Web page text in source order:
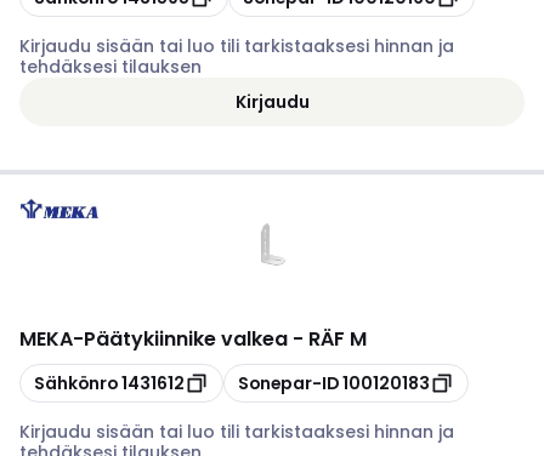
Kirjaudu sisään tai luo tili tarkistaaksesi hinnan ja
tehdäksesi tilauksen
Kirjaudu
MEKA-Päätykiinnike valkea - RÄF M
Kopioi
Sähkönro1431612 Kopioi
Sonepar-ID100120183
Kirjaudu sisään tai luo tili tarkistaaksesi hinnan ja